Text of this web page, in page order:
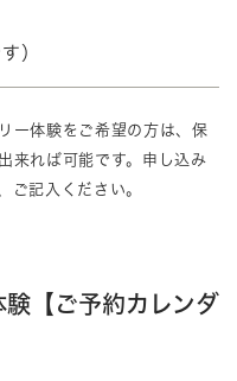
）
ー体験をご希望の方は、保
来れば可能です。申し込み
ご記入ください。
【ご予約カレンダ